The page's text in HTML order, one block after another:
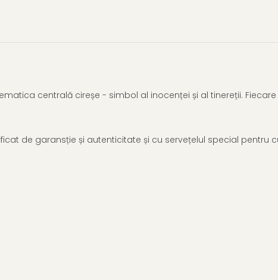
centrală cireșe - simbol al inocenței și al tinereții.
de garansție și autenticitate și cu servețelul special pentru